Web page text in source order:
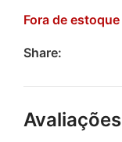
Fora de estoque
Share:
Avaliações